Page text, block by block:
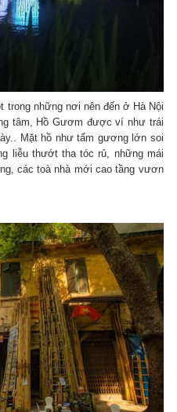
trong những nơi nên đến ở Hà Nội
tâm, Hồ Gươm được ví như trái
Mặt hồ như tấm gương lớn soi
liễu thướt tha tóc rủ, những mái
các toà nhà mới cao tầng vươn